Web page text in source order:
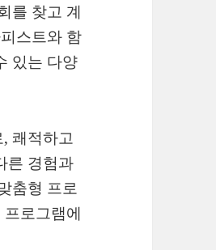
를 찾고 계
스트와 함
있는 다양
쾌적하고
른 경험과
춤형 프로
로그램에